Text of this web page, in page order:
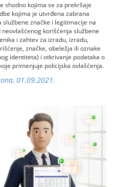
shodno kojima se za prekršaje
kojima je utvrđena zabrana
značke i legitimacije na
neovlašćenog korišćenja službene
i zahtev za izradu, izradu,
značke, obeležja ili oznake
identiteta) i otkrivanje podataka o
primenjuje policijska ovlašćenja.
01.09.2021.